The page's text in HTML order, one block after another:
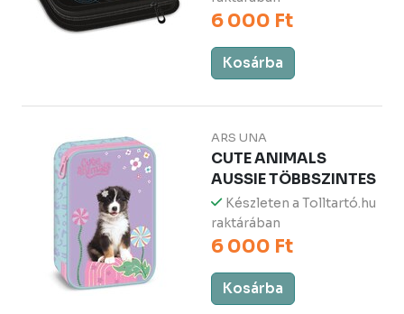
6 000 Ft
Kosárba
ARS UNA
CUTE ANIMALS
AUSSIE TÖBBSZINTES
Készleten a Tolltartó.hu
raktárában
6 000 Ft
Kosárba